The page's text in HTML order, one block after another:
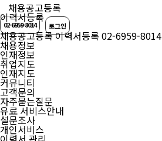
채용공고등록
이력서등록
02-6959-8014 로그인
채용공고등록이력서등록 02-6959-8014
채용정보
인재정보
취업지도
인재지도
커뮤니티
고객문의
자주묻는질문
유료 서비스안내
설문조사
개인서비스